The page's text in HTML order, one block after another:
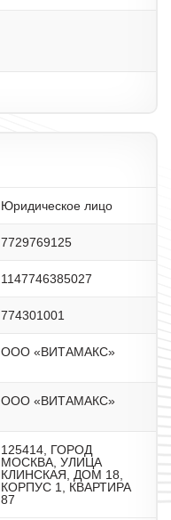
Юридическое лицо
7729769125
1147746385027
774301001
ООО «ВИТАМАКС»
ООО «ВИТАМАКС»
125414, ГОРОД
МОСКВА, УЛИЦА
КЛИНСКАЯ, ДОМ 18,
КОРПУС 1, КВАРТИРА
87